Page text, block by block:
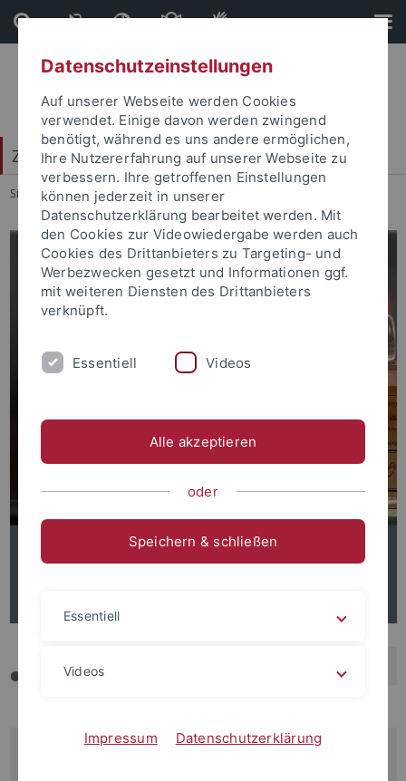
Direkt
zum
Inhalt
Direkt
zur
Fußleiste
Zentrum für Datenverarbeitung (ZDV)
Sie sind hier: Startseite ... Zentrum für Datenverarbeitung
IT-Unterstützung
Datenschutzeinstellungen
Auf unserer Webseite werden Cookies
verwendet. Einige davon werden zwingend
benötigt, während es uns andere ermöglichen,
Ihre Nutzererfahrung auf unserer Webseite zu
verbessern. Ihre getroffenen Einstellungen
können jederzeit in unserer
Datenschutzerklärung bearbeitet werden. Mit
den Cookies zur Videowiedergabe werden auch
Cookies des Drittanbieters zu Targeting- und
Werbezwecken gesetzt und Informationen ggf.
mit weiteren Diensten des Drittanbieters
verknüpft.
Essentiell Videos
Alle akzeptieren
oder
Speichern & schließen
Essentiell
Videos
Impressum Datenschutzerklärung